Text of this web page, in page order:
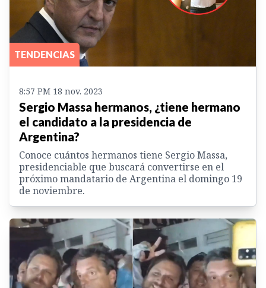
TENDENCIAS
8:57 PM 18 nov. 2023
Sergio Massa hermanos, ¿tiene hermano
el candidato a la presidencia de
Argentina?
Conoce cuántos hermanos tiene Sergio Massa,
presidenciable que buscará convertirse en el
próximo mandatario de Argentina el domingo 19
de noviembre.